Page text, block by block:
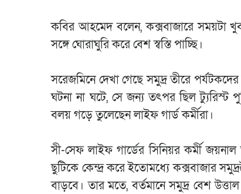
কবির আহমেদ বলেন, কক্সবাজারে সময়টা
সঙ্গে ঘোরাঘুরি করে বেশ স্বস্তি পাচ্ছি।
সরেজমিনে দেখা গেছে সমুদ্র তীরে
ঘটনা না ঘটে, সে জন্য তৎপর ছিল ট্যুরিস্ট
বলয় গড়ে তুলেছেন লাইফ গার্ড কর্মীরা।
সী-সেফ লাইফ গার্ডের সিনিয়র কর্মী
ছুটিকে কেন্দ্র করে ইতোমধ্যে কক্সবাজার
বাড়বে। তার মতে, বর্তমানে সমুদ্র বেশ